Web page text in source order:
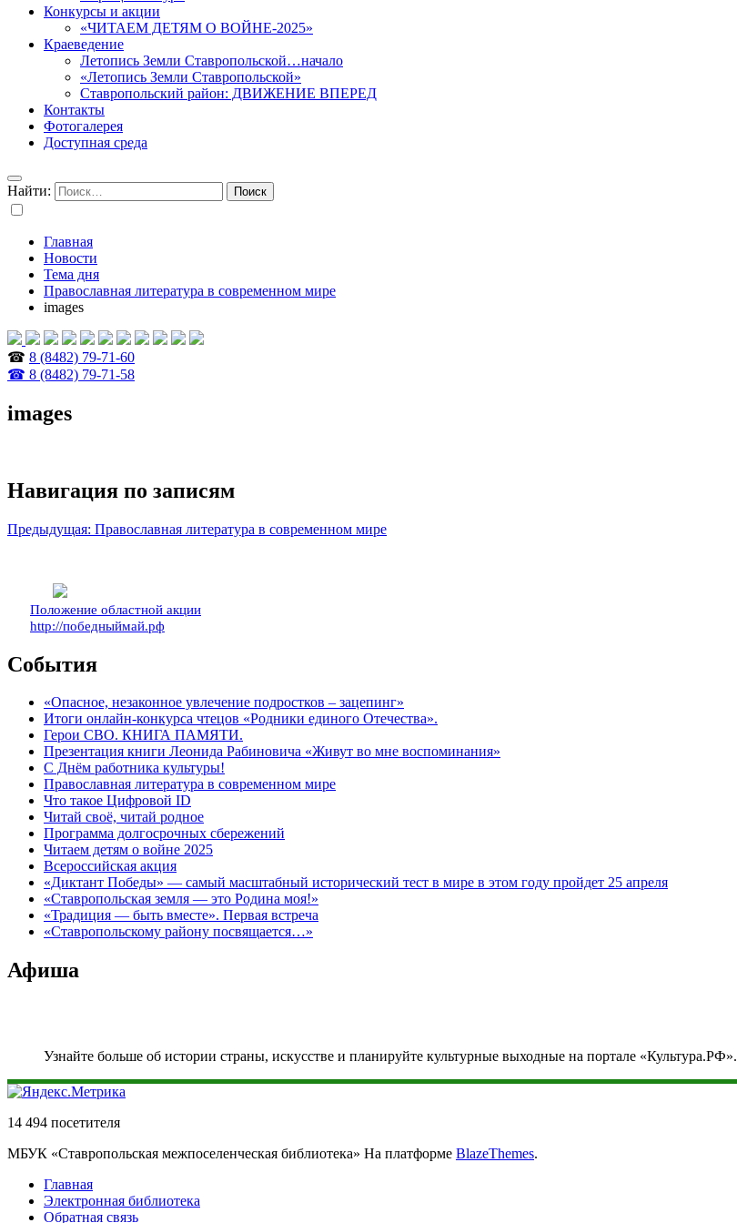
Конкурсы и акции
«ЧИТАЕМ ДЕТЯМ О ВОЙНЕ-2025»
Краеведение
Летопись Земли Ставропольской…начало
«Летопись Земли Ставропольской»
Ставропольский район: ДВИЖЕНИЕ ВПЕРЕД
Контакты
Фотогалерея
Доступная среда
Найти:
Главная
Новости
Тема дня
Православная литература в современном мире
images
☎ 8 (8482) 79-71-60
☎ 8 (8482) 79-71-58
images
Навигация по записям
Предыдущая: Православная литература в современном мире
Положение областной акции
http://победныймай.рф
События
«Опасное, незаконное увлечение подростков – зацепинг»
Итоги онлайн-конкурса чтецов «Родники единого Отечества».
Герои СВО. КНИГА ПАМЯТИ.
Презентация книги Леонида Рабиновича «Живут во мне воспоминания»
С Днём работника культуры!
Православная литература в современном мире
Что такое Цифровой ID
Читай своё, читай родное
Программа долгосрочных сбережений
Читаем детям о войне 2025
Всероссийская акция
«Диктант Победы» — самый масштабный исторический тест в мире в этом году пройдет 25 апреля
«Ставропольская земля — это Родина моя!»
«Традиция — быть вместе». Первая встреча
«Ставропольскому району посвящается…»
Афиша
Узнайте больше об истории страны, искусстве и планируйте культурные выходные на портале «Культура.РФ».
14 494 посетителя
МБУК «Ставропольская межпоселенческая библиотека» На платформе BlazeThemes.
Главная
Электронная библиотека
Обратная связь